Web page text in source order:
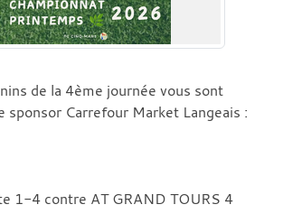
de la 4ème journée vous sont
sponsor Carrefour Market Langeais :
1-4 contre AT GRAND TOURS 4